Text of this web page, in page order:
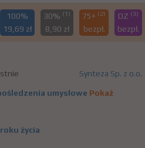
100%
19,69 zł
30% (1)
8,90 zł
75+ (2)
bezpł.
DZ (3)
bezpł.
Synteza Sp. z o.o.
umysłowe Pokaż
życia